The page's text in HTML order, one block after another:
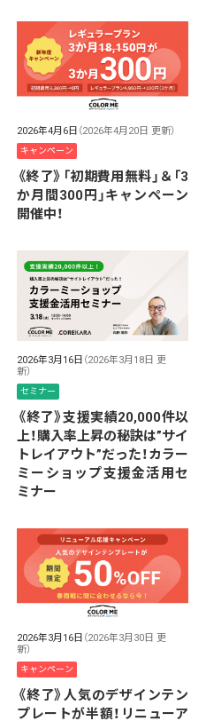
2026年4月6日 （2026年4月20日 更新）
キャンペーン
《終了》「初期費用無料」＆「3
か月間300円」キャンペーン
開催中！
2026年3月16日 （2026年3月18日 更
新）
セミナー
《終了》支援実績20,000件以
上！購入率上昇の秘訣は”サイ
トレイアウト”だった！カラー
ミーショップ支援金活用セ
ミナー
2026年3月16日 （2026年3月30日 更
新）
キャンペーン
《終了》人気のデザインテン
プレートが半額！リニューア